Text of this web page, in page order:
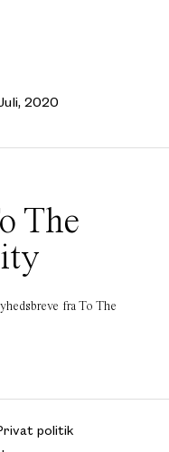
2020
The
fra To The
politik